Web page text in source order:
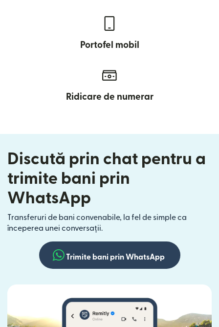
Portofel mobil
Ridicare de numerar
Discută prin chat pentru a
trimite bani prin
WhatsApp
Transferuri de bani convenabile, la fel de simple ca
începerea unei conversații.
Trimite bani prin WhatsApp